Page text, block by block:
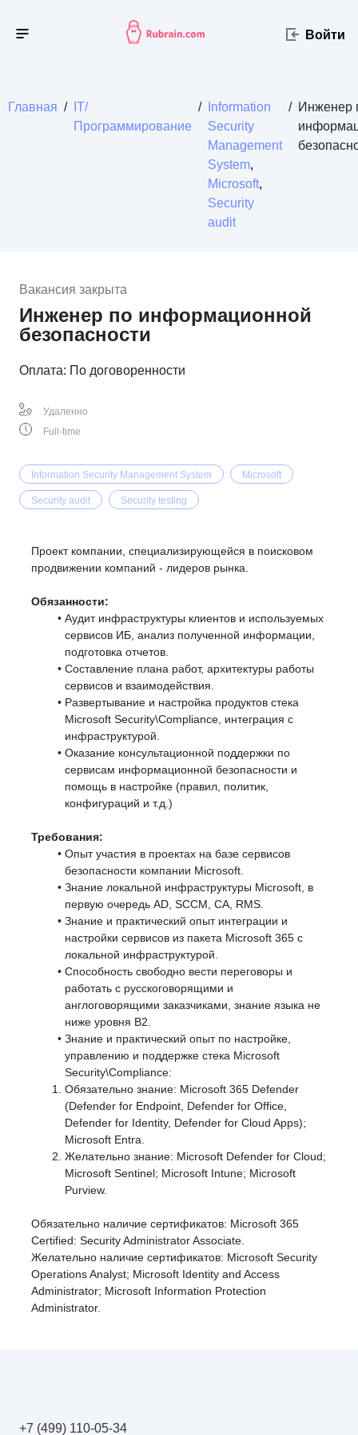
Войти
Главная /
IT/
Программирование
/
Information
Security
Management
System,
Microsoft,
Security
audit
/ Инженер
Инженер по информационной
безопасности
Вакансия закрыта
Оплата: По договоренности
Удаленно
Full-time
Information Security Management System Microsoft
Security audit Security testing
Проект компании, специализирующейся в поисковом
продвижении компаний - лидеров рынка.
Обязанности:
Аудит инфраструктуры клиентов и используемых
сервисов ИБ, анализ полученной информации,
подготовка отчетов.
Составление плана работ, архитектуры работы
сервисов и взаимодействия.
Развертывание и настройка продуктов стека
Microsoft Security\Compliance, интеграция с
инфраструктурой.
Оказание консультационной поддержки по
сервисам информационной безопасности и
помощь в настройке (правил, политик,
конфигураций и т.д.)
Требования:
Опыт участия в проектах на базе сервисов
безопасности компании Microsoft.
Знание локальной инфраструктуры Microsoft, в
первую очередь AD, SCCM, CA, RMS.
Знание и практический опыт интеграции и
настройки сервисов из пакета Microsoft 365 c
локальной инфраструктурой.
Способность свободно вести переговоры и
работать с русскоговорящими и
англоговорящими заказчиками, знание языка не
ниже уровня B2.
Знание и практический опыт по настройке,
управлению и поддержке стека Microsoft
Security\Compliance:
Обязательно знание: Microsoft 365 Defender
(Defender for Endpoint, Defender for Office,
Defender for Identity, Defender for Cloud Apps);
Microsoft Entra.
Желательно знание: Microsoft Defender for Cloud;
Microsoft Sentinel; Microsoft Intune; Microsoft
Purview.
Обязательно наличие сертификатов: Microsoft 365
Certified: Security Administrator Associate.
Желательно наличие сертификатов: Microsoft Security
Operations Analyst; Microsoft Identity and Access
Administrator; Microsoft Information Protection
Administrator.
+7 (499) 110-05-34